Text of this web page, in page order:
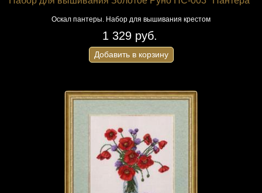
Оскал пантеры. Набор для вышивания крестом
1 329 руб.
Добавить в корзину